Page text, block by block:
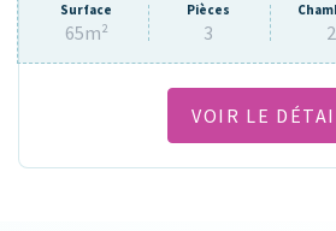
Surface
65m²
Pièces
3 2
VOIR LE